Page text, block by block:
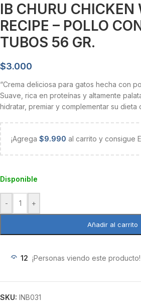
IB CHURU CHICKEN
RECIPE – POLLO
TUBOS 56 GR.
$3.000
“Crema deliciosa para gatos hecha con
Suave, rica en proteínas y altamente
hidratar, premiar y complementar su dieta
¡Agrega $9.990 al carrito y consigue
Disponible
- +
Añadir al carrito
12 ¡Personas viendo este producto!
SKU: INB031